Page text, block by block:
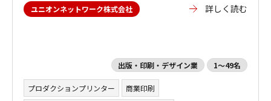
ユニオンネットワーク株式会社 詳しく読む
出版・印刷・デザイン業 1～49名
プロダクションプリンター
商業印刷